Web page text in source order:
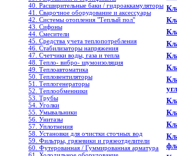
40. Расширительные баки / гидроаккамуляторы
41. Сварочное оборудование и аксессуары
42. Системы отопления "Теплый пол"
43. Сифоны
44. Смесители
45. Средства учета теплопотребления
46. Стабилизаторы напряжения
47. Счетчики воды, газа и тепла
48. Тепло- вибро- шумоизоляция
49. Теплоавтоматика
50. Тепловентиляторы
51. Теплогенераторы
52. Теплообменники
53. Трубы
54. Уголки
55. Умывальники
56. Унитазы
57. Уплотнения
58. Установки для очистки сточных вод
59. Фильтры, грязевики и грязеотделители
60. Футерованная / Гуммированная арматура